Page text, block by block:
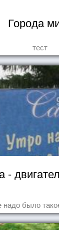
Города
тест
-
надо было